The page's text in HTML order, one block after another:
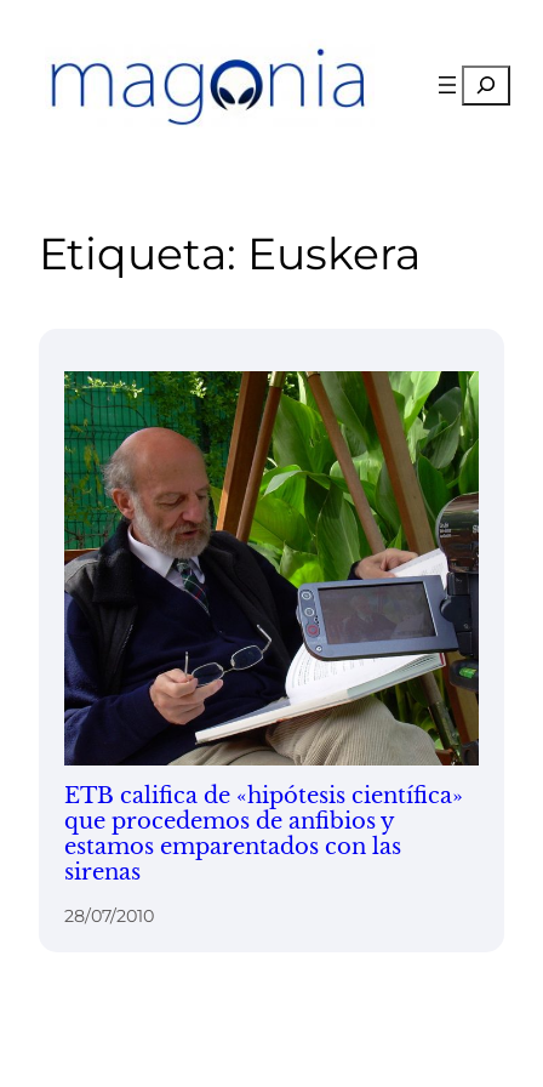
contenido
Buscar
Etiqueta: Euskera
ETB califica de «hipótesis científica»
que procedemos de anfibios y
estamos emparentados con las
sirenas
28/07/2010